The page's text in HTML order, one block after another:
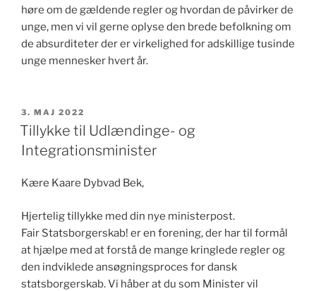
høre om de gældende regler og hvordan de påvirker de
unge, men vi vil gerne oplyse den brede befolkning om
de absurditeter der er virkelighed for adskillige tusinde
unge mennesker hvert år.
UDGIVET
DEN
3. MAJ 2022
Tillykke til Udlændinge- og
Integrationsminister
Kære Kaare Dybvad Bek,
Hjertelig tillykke med din nye ministerpost.
Fair Statsborgerskab! er en forening, der har til formål
at hjælpe med at forstå de mange kringlede regler og
den indviklede ansøgningsproces for dansk
statsborgerskab. Vi håber at du som Minister vil